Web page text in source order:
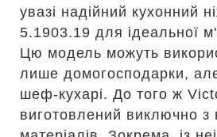
увазі надійний кухонний
5.1903.19 для ідеальної
Цю модель можуть
лише домогосподарки,
шеф-кухарі. До того ж
виготовлений виключно з